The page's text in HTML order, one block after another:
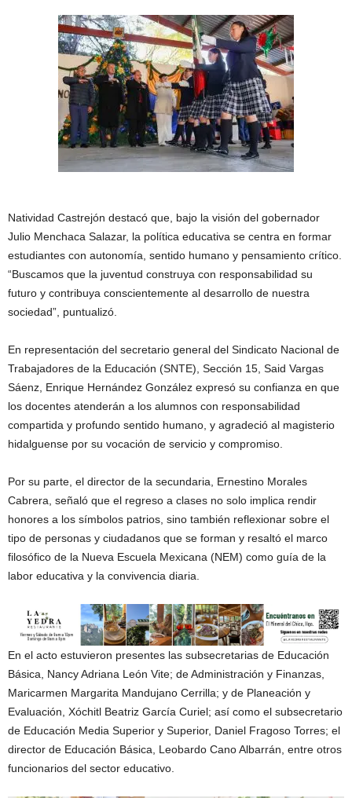
Natividad Castrejón destacó que, bajo la visión del gobernador
Julio Menchaca Salazar, la política educativa se centra en formar
estudiantes con autonomía, sentido humano y pensamiento crítico.
“Buscamos que la juventud construya con responsabilidad su
futuro y contribuya conscientemente al desarrollo de nuestra
sociedad”, puntualizó.
En representación del secretario general del Sindicato Nacional de
Trabajadores de la Educación (SNTE), Sección 15, Said Vargas
Sáenz, Enrique Hernández González expresó su confianza en que
los docentes atenderán a los alumnos con responsabilidad
compartida y profundo sentido humano, y agradeció al magisterio
hidalguense por su vocación de servicio y compromiso.
Por su parte, el director de la secundaria, Ernestino Morales
Cabrera, señaló que el regreso a clases no solo implica rendir
honores a los símbolos patrios, sino también reflexionar sobre el
tipo de personas y ciudadanos que se forman y resaltó el marco
filosófico de la Nueva Escuela Mexicana (NEM) como guía de la
labor educativa y la convivencia diaria.
En el acto estuvieron presentes las subsecretarias de Educación
Básica, Nancy Adriana León Vite; de Administración y Finanzas,
Maricarmen Margarita Mandujano Cerrilla; y de Planeación y
Evaluación, Xóchitl Beatriz García Curiel; así como el subsecretario
de Educación Media Superior y Superior, Daniel Fragoso Torres; el
director de Educación Básica, Leobardo Cano Albarrán, entre otros
funcionarios del sector educativo.